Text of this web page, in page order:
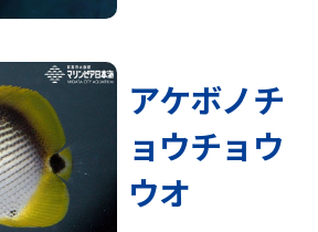
アケボノチ
ョウチョウ
ウオ